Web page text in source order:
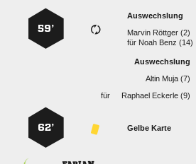
Auswechslung
  
für   
59’
Auswechslung
  
für
  
Gelbe Karte
62’